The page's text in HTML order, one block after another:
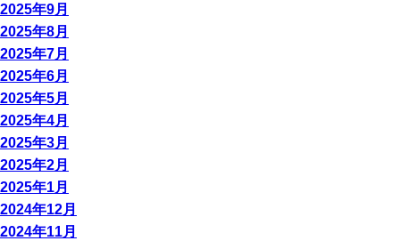
2025年9月
2025年8月
2025年7月
2025年6月
2025年5月
2025年4月
2025年3月
2025年2月
2025年1月
2024年12月
2024年11月